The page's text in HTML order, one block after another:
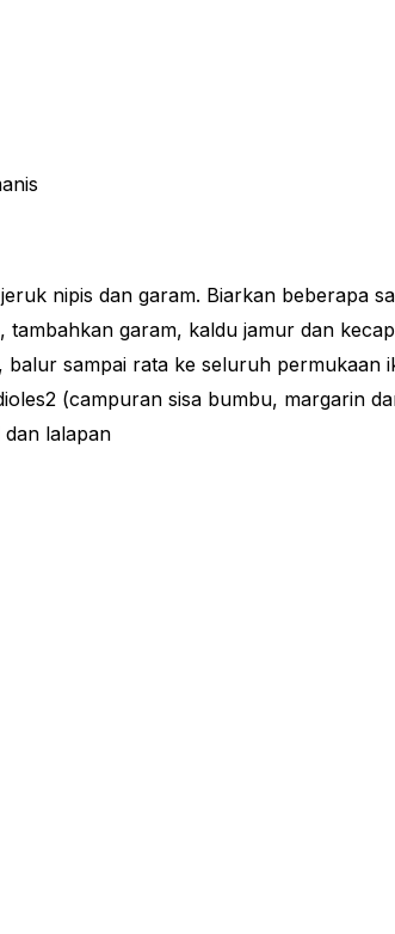
nipis dan garam. Biarkan beberapa
garam, kaldu jamur dan
sampai rata ke seluruh permukaan
(campuran sisa bumbu, margarin
dan lalapan